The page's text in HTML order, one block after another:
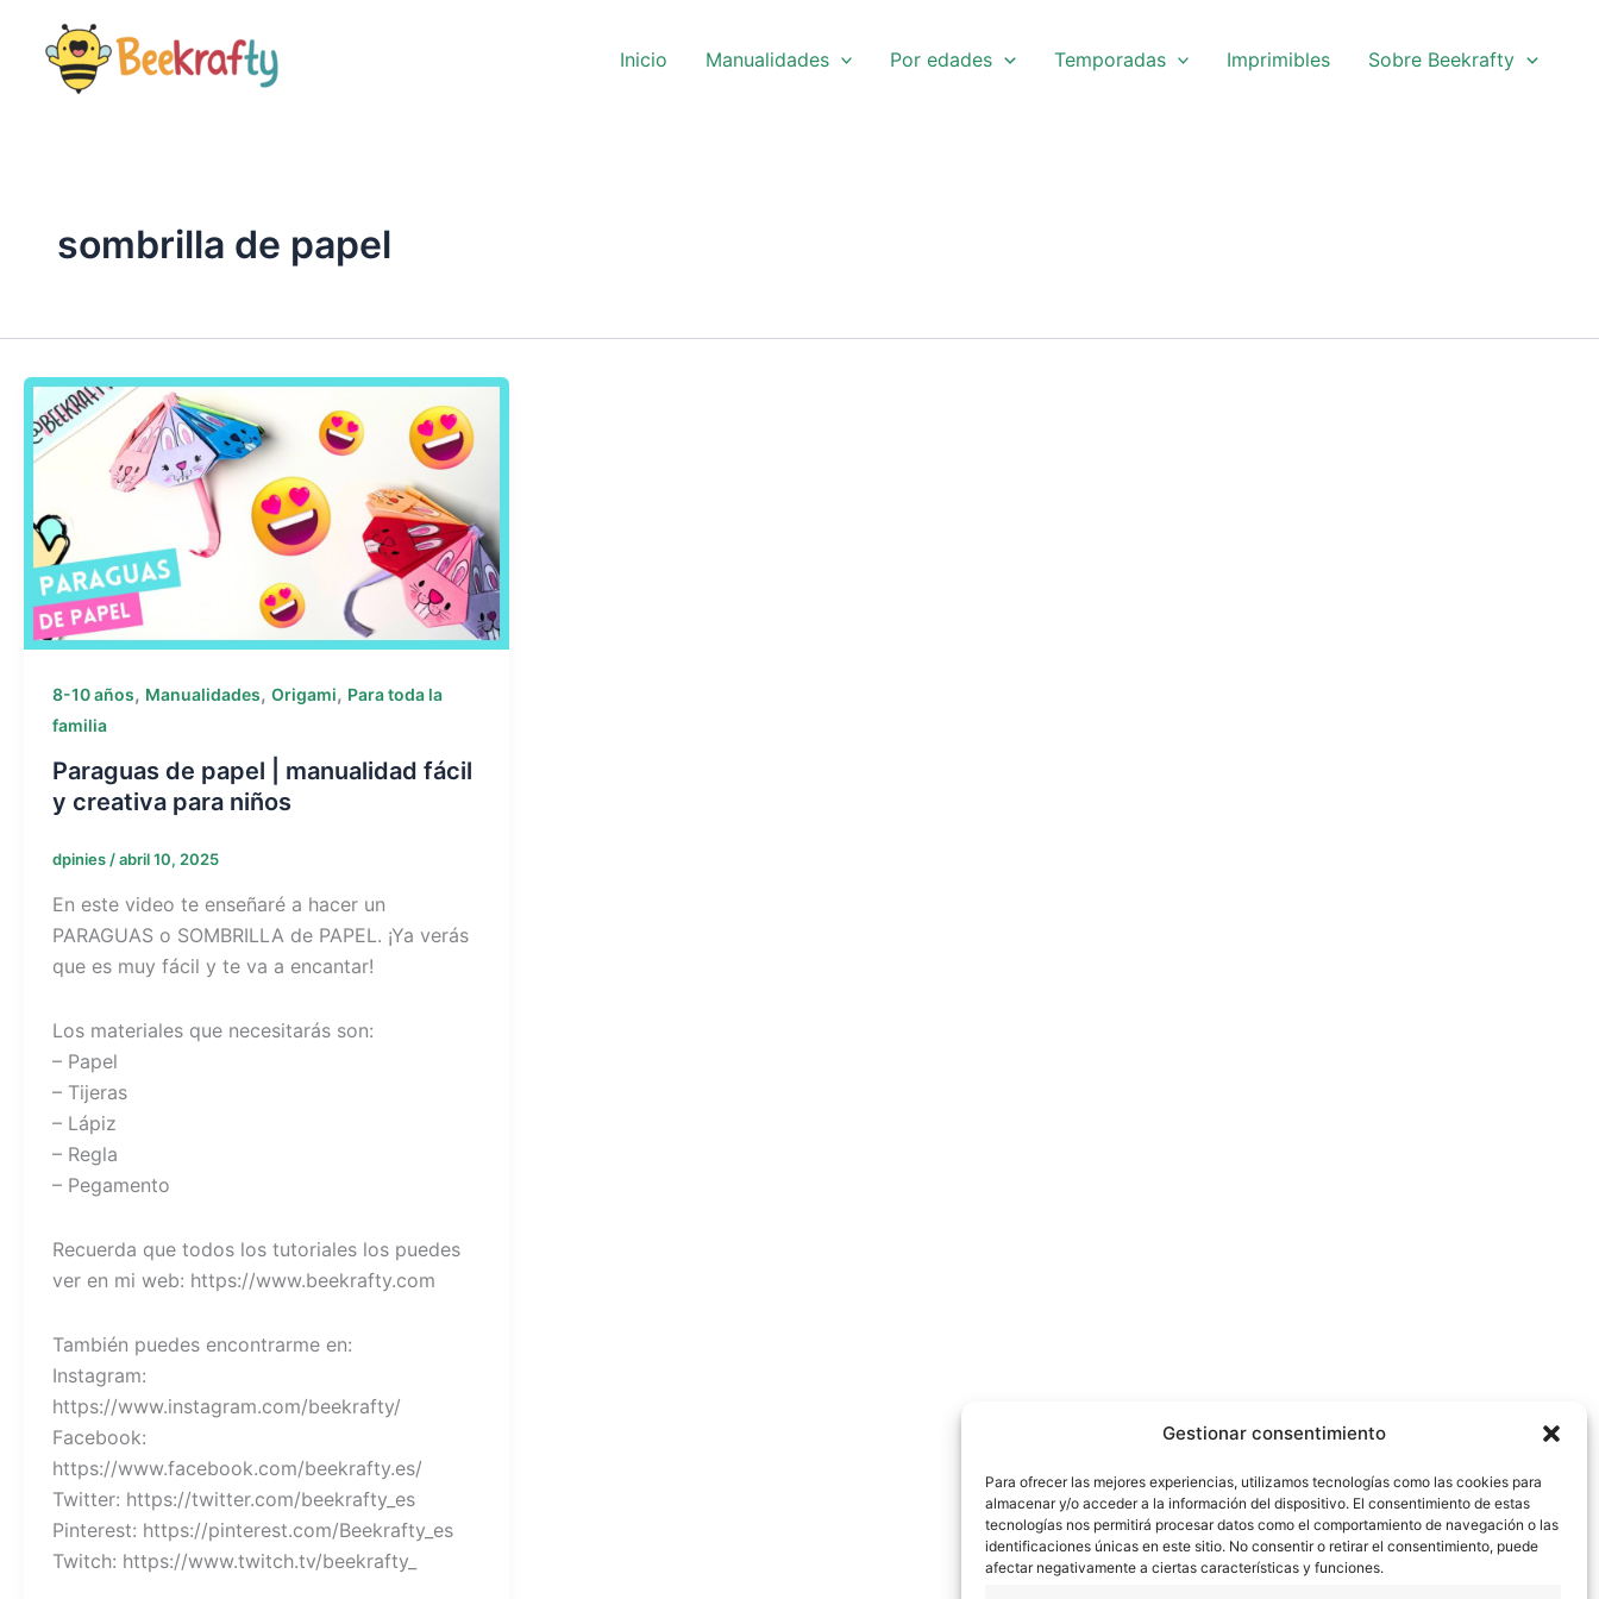
Gestionar consentimiento
Para ofrecer las mejores experiencias, utilizamos tecnologías como las cookies para
almacenar y/o acceder a la información del dispositivo. El consentimiento de estas
tecnologías nos permitirá procesar datos como el comportamiento de navegación o las
identificaciones únicas en este sitio. No consentir o retirar el consentimiento, puede
afectar negativamente a ciertas características y funciones.
contenido
Inicio Manualidades Por edades Temporadas Imprimibles Sobre Beekrafty
sombrilla de papel
8-10 años, Manualidades, Origami, Para toda la
familia
Paraguas de papel | manualidad fácil
y creativa para niños
dpinies/abril 10, 2025
En este video te enseñaré a hacer un
PARAGUAS o SOMBRILLA de PAPEL. ¡Ya verás
que es muy fácil y te va a encantar!
Los materiales que necesitarás son:
– Papel
– Tijeras
– Lápiz
– Regla
– Pegamento
Recuerda que todos los tutoriales los puedes
ver en mi web: https://www.beekrafty.com
También puedes encontrarme en:
Instagram:
https://www.instagram.com/beekrafty/
Facebook:
https://www.facebook.com/beekrafty.es/
Twitter: https://twitter.com/beekrafty_es
Pinterest: https://pinterest.com/Beekrafty_es
Twitch: https://www.twitch.tv/beekrafty_